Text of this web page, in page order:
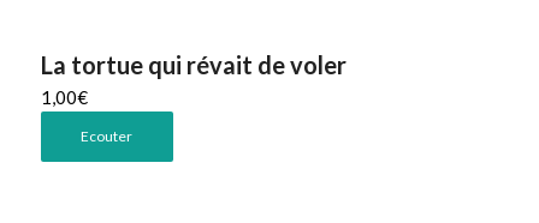
La tortue qui révait de voler
1,00€
Ecouter